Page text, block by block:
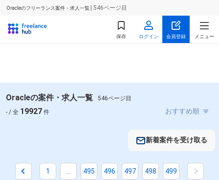
Oracleのフリーランス案件・求人一覧 | 546ページ目
保存 ログイン 会員登録 メニュー
Oracleの案件・求人一覧
546ページ目
- / 全 19927 件
新着案件を受け取る
1 495 496 497 498 499
掛け合わせ条件で絞り込む